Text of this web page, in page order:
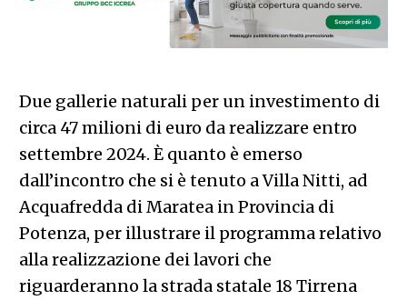
Due gallerie naturali per un investimento di
circa 47 milioni di euro da realizzare entro
settembre 2024. È quanto è emerso
dall’incontro che si è tenuto a Villa Nitti, ad
Acquafredda di Maratea in Provincia di
Potenza, per illustrare il programma relativo
alla realizzazione dei lavori che
riguarderanno la strada statale 18 Tirrena